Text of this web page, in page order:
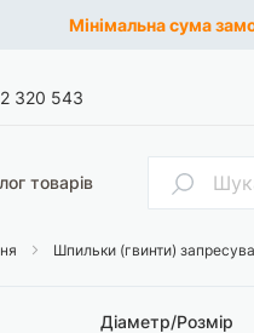
Мінімальна сума
320 543
товарів Пошук
Шпильки (гвинти)
Діаметр/Розмір